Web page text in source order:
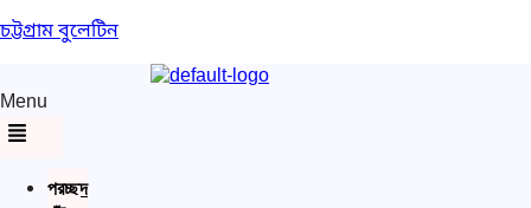
চট্টগ্রাম বুলেটিন
Menu
প্রচ্ছদ